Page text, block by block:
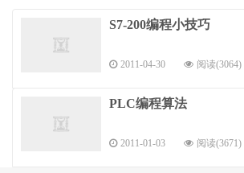
S7-200编程小技巧
2011-04-30 阅读(3064)
PLC编程算法
2011-01-03 阅读(3671)